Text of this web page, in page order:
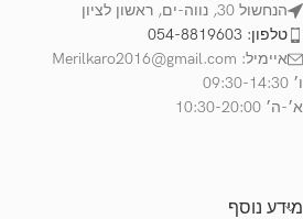
הנחשול 30, נווה-ים, ראשון לציון
טלפון: 054-8819603
איימיל: Merilkaro2016@gmail.com
ו׳ 09:30-14:30
א׳-ה׳ 10:30-20:00
מידע נוסף